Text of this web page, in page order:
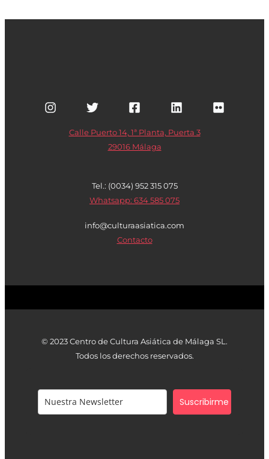
Calle Puerto 14, 1ª Planta, Puerta 3
29016 Málaga
Tel.: (0034) 952 315 075
Whatsapp: 634 585 075
info@culturaasiatica.com
Contacto
© 2023 Centro de Cultura Asiática de Málaga SL.
Todos los derechos reservados.
Suscribirme